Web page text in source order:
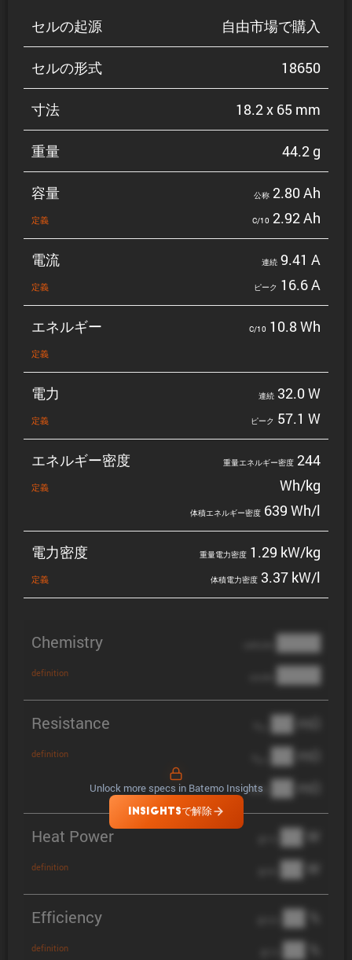
セルの起源 自由市場で購入
セルの形式 18650
寸法 18.2 x 65 mm
重量 44.2 g
容量
定義
公称 2.80 Ah
C/10 2.92 Ah
電流
定義
連続 9.41 A
ピーク 16.6 A
エネルギー
定義
C/10 10.8 Wh
電力
定義
連続 32.0 W
ピーク 57.1 W
エネルギー密度
定義
重量エネルギー密度 244
Wh/kg
体積エネルギー密度 639 Wh/l
電力密度
定義
重量電力密度 1.29 kW/kg
体積電力密度 3.37 kW/l
Chemistry
definition
████
████
Resistance
definition
██ mΩ
██ mΩ
DCIR ██ mΩ
Heat Power
definition
██ W
██ W
Efficiency
definition
██ %
██ %
Unlock more specs in Batemo Insights
INSIGHTSで解除